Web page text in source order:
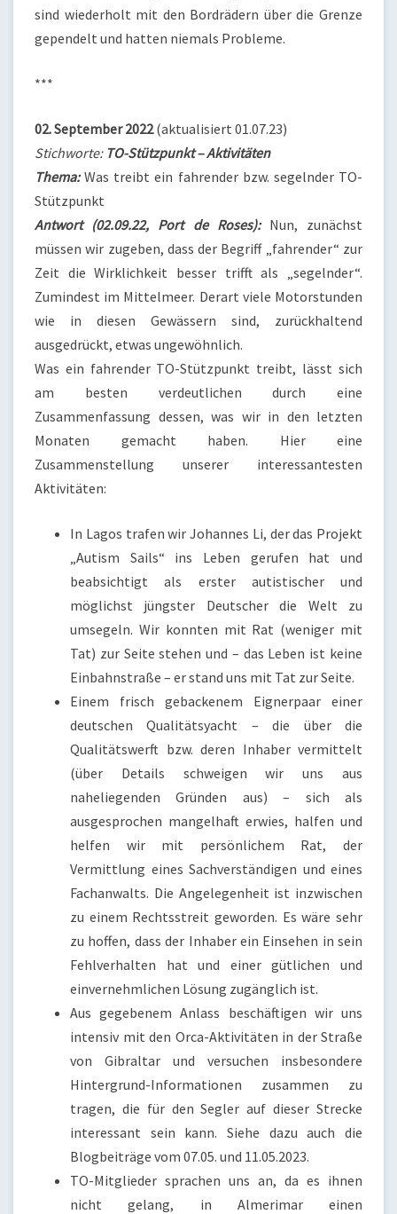
sind wiederholt mit den Bordrädern über die Grenze
gependelt und hatten niemals Probleme.
***
02. September 2022(aktualisiert 01.07.23)
Stichworte: TO-Stützpunkt – Aktivitäten
Thema:Was treibt ein fahrender bzw. segelnder TO-
Stützpunkt
Antwort (02.09.22, Port de Roses): Nun, zunächst
müssen wir zugeben, dass der Begriff „fahrender“ zur
Zeit die Wirklichkeit besser trifft als „segelnder“.
Zumindest im Mittelmeer. Derart viele Motorstunden
wie in diesen Gewässern sind, zurückhaltend
ausgedrückt, etwas ungewöhnlich.
Was ein fahrender TO-Stützpunkt treibt, lässt sich
am besten verdeutlichen durch eine
Zusammenfassung dessen, was wir in den letzten
Monaten gemacht haben. Hier eine
Zusammenstellung unserer interessantesten
Aktivitäten:
In Lagos trafen wir Johannes Li, der das Projekt
„Autism Sails“ ins Leben gerufen hat und
beabsichtigt als erster autistischer und
möglichst jüngster Deutscher die Welt zu
umsegeln. Wir konnten mit Rat (weniger mit
Tat) zur Seite stehen und – das Leben ist keine
Einbahnstraße – er stand uns mit Tat zur Seite.
Einem frisch gebackenem Eignerpaar einer
deutschen Qualitätsyacht – die über die
Qualitätswerft bzw. deren Inhaber vermittelt
(über Details schweigen wir uns aus
naheliegenden Gründen aus) – sich als
ausgesprochen mangelhaft erwies, halfen und
helfen wir mit persönlichem Rat, der
Vermittlung eines Sachverständigen und eines
Fachanwalts. Die Angelegenheit ist inzwischen
zu einem Rechtsstreit geworden. Es wäre sehr
zu hoffen, dass der Inhaber ein Einsehen in sein
Fehlverhalten hat und einer gütlichen und
einvernehmlichen Lösung zugänglich ist.
Aus gegebenem Anlass beschäftigen wir uns
intensiv mit den Orca-Aktivitäten in der Straße
von Gibraltar und versuchen insbesondere
Hintergrund-Informationen zusammen zu
tragen, die für den Segler auf dieser Strecke
interessant sein kann. Siehe dazu auch die
Blogbeiträge vom 07.05. und 11.05.2023.
TO-Mitglieder sprachen uns an, da es ihnen
nicht gelang, in Almerimar einen